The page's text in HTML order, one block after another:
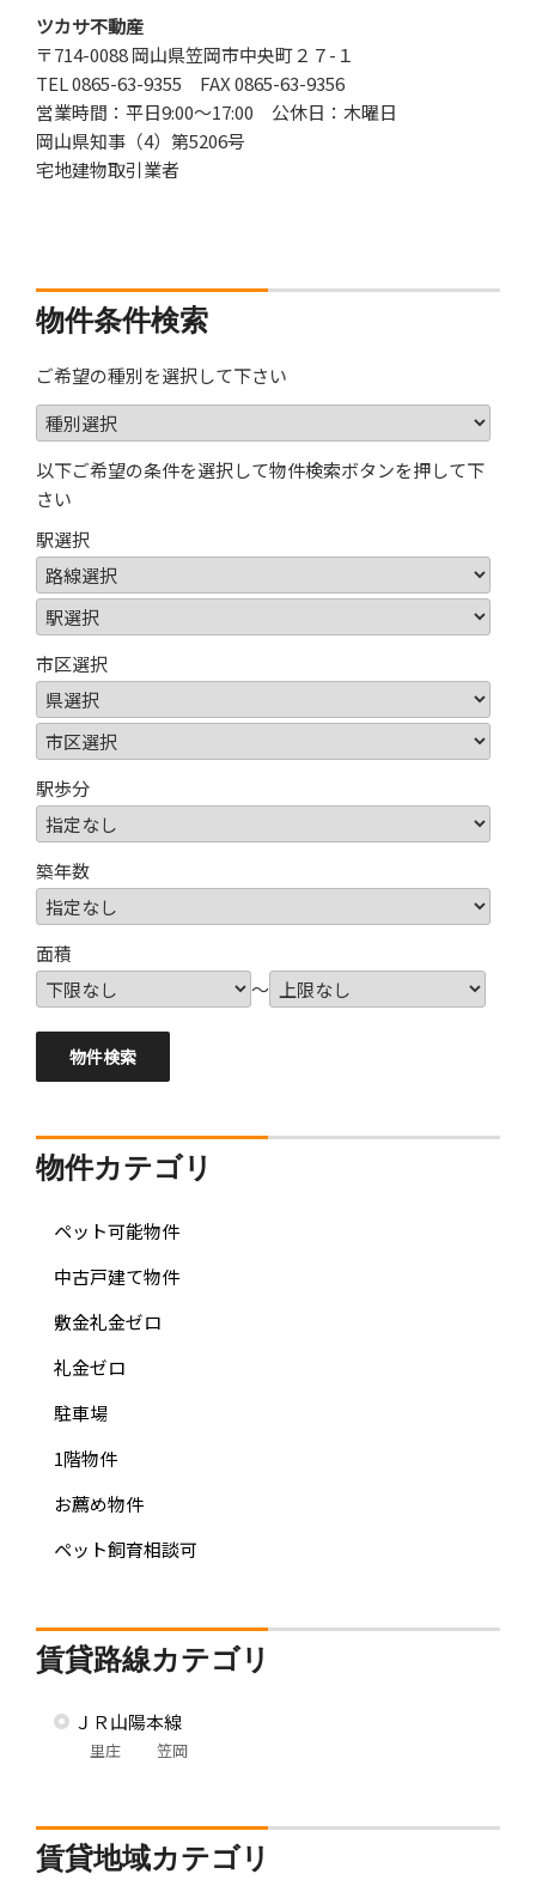
ツカサ不動産
〒714-0088 岡山県笠岡市中央町２７-１
TEL 0865-63-9355 FAX 0865-63-9356
営業時間：平日9:00～17:00 公休日：木曜日
岡山県知事（4）第5206号
宅地建物取引業者
物件条件検索
ご希望の種別を選択して下さい
以下ご希望の条件を選択して物件検索ボタンを押して下
さい
駅選択
市区選択
駅歩分
築年数
面積
～
物件カテゴリ
ペット可能物件
中古戸建て物件
敷金礼金ゼロ
礼金ゼロ
駐車場
1階物件
お薦め物件
ペット飼育相談可
賃貸路線カテゴリ
ＪＲ山陽本線
里庄 笠岡
賃貸地域カテゴリ